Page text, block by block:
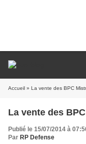
Accueil » La vente des BPC
La vente des
Publié le 15/07/2014 à
Par RP Defense